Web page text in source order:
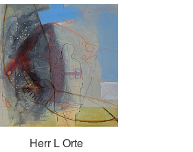
Herr L Orte